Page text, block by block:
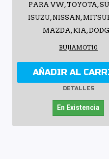
PARA VW, TOYOTA,
ISUZU, NISSAN,
MAZDA, KIA,
BUJIAMOT10
AÑADIR AL
DETALLES
En Existencia